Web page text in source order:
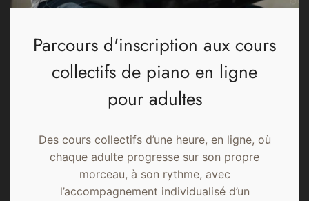
Parcours d'inscription aux cours
collectifs de piano en ligne
pour adultes
Des cours collectifs d’une heure, en ligne, où
chaque adulte progresse sur son propre
morceau, à son rythme, avec
l’accompagnement individualisé d’un